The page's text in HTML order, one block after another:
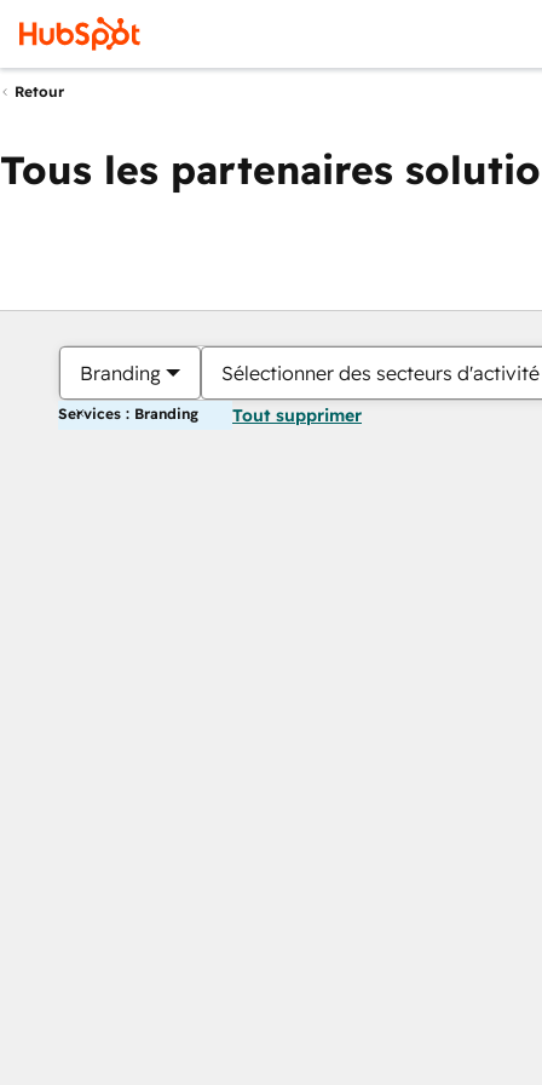
Retour
Tous les partenaires
Branding Sélectionner des secteurs d'activité
Services : Branding Tout supprimer